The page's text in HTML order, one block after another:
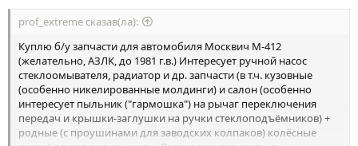
н
н
я
prof_extreme сказав(ла):
Куплю б/у запчасти для автомобиля Москвич М-412
(желательно, АЗЛК, до 1981 г.в.) Интересует ручной насос
стеклоомывателя, радиатор и др. запчасти (в т.ч. кузовные
(особенно никелированные молдинги) и салон (особенно
интересует пыльник ("гармошка") на рычаг переключения
передач и крышки-заглушки на ручки стеклоподъёмников) +
родные (с проушинами для заводских колпаков) колёсные